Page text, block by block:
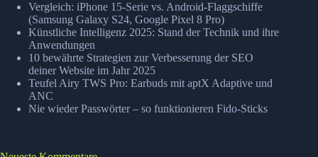
Vergleich: iPhone 15-Serie vs. Android-Flaggschiffe
(Samsung Galaxy S24, Google Pixel 8 Pro)
Künstliche Intelligenz 2025: Stand der Technik und ihre
Anwendungen
10 bewährte Strategien zur Verbesserung der SEO
deiner Website im Jahr 2025
Teufel Airy TWS Pro: Earbuds mit aptX Adaptive und
ANC
Nie wieder Passwörter – so funktionieren Fido-Sticks